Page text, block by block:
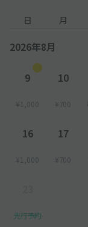
日 月
2026年8月
9
¥1,000
10
¥700
16
¥1,000
17
¥700
先行予約